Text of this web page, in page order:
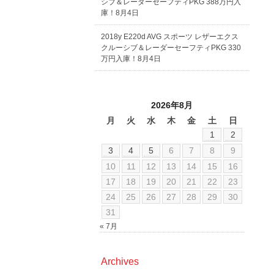
シブ＆レーダーセーフティPKG 388万円入
庫！8月4日
2018y E220d AVG スポーツ レザーエクス
クルーシブ＆レーダーセーフティPKG 330
万円入庫！8月4日
2026年8月
月
火 水 木 金 土
日
1
2
3
4 5 6 7 8
9
10
11 12 13 14 15
16
17
18 19 20 21 22
23
24
25 26 27 28 29
30
31
« 7月
Archives